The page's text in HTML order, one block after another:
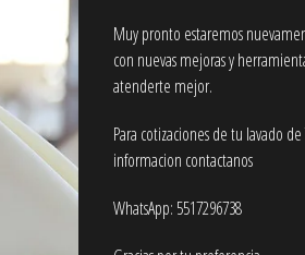
Muy pronto estaremos
con nuevas mejoras y
atenderte mejor.
Para cotizaciones de tu lavado
informacion contactanos
WhatsApp: 5517296738